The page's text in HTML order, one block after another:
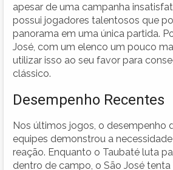
apesar de uma campanha
possui jogadores talentosos que
panorama em uma única partida.
José, com um elenco um pouco
utilizar isso ao seu favor para
clássico.
Desempenho Recentes
Nos últimos jogos, o desempenho
equipes demonstrou a
reação. Enquanto o Taubaté luta
dentro de campo, o São José